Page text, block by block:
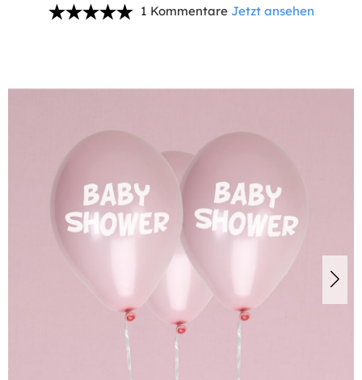
1 Kommentare Jetzt ansehen